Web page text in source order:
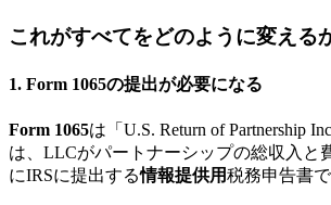
これがすべてをどのように変える
1. Form 1065の提出が必要になる
Form 1065は「U.S. Return of Partnership
は、LLCがパートナーシップの総収入と
にIRSに提出する情報提供用税務申告書で